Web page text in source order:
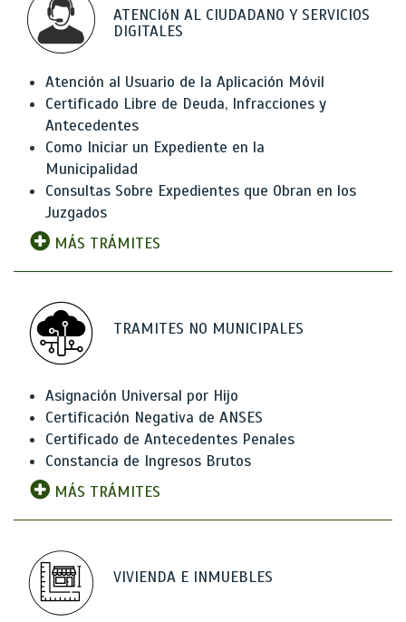
ATENCIóN AL CIUDADANO Y SERVICIOS
DIGITALES
Atención al Usuario de la Aplicación Móvil
Certificado Libre de Deuda, Infracciones y
Antecedentes
Como Iniciar un Expediente en la
Municipalidad
Consultas Sobre Expedientes que Obran en los
Juzgados
MÁS TRÁMITES
TRAMITES NO MUNICIPALES
Asignación Universal por Hijo
Certificación Negativa de ANSES
Certificado de Antecedentes Penales
Constancia de Ingresos Brutos
MÁS TRÁMITES
VIVIENDA E INMUEBLES